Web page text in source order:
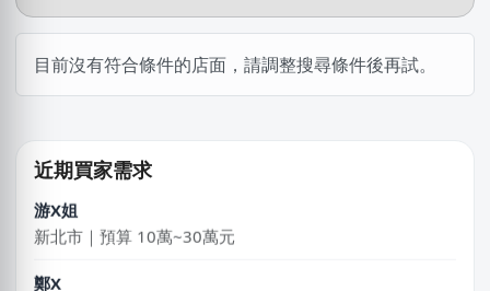
目前沒有符合條件的店面，請調整搜尋條件後再試。
近期買家需求
阿X
高雄市｜預算 30萬~50萬元
游X姐
新北市｜預算 10萬~30萬元
鄭X